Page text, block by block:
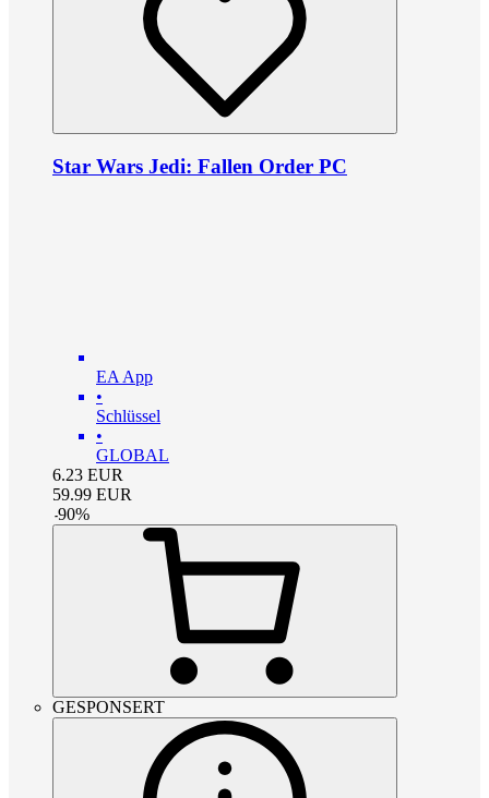
Star Wars Jedi: Fallen Order PC
EA App
•
Schlüssel
•
GLOBAL
6.23 EUR
59.99 EUR
-90%
GESPONSERT